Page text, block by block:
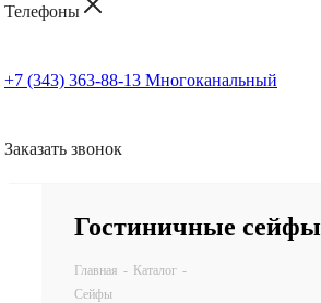
Телефоны
+7 (343) 363-88-13 Многоканальный
Заказать звонок
Гостиничные сейфы
Главная - Каталог -
Сейфы